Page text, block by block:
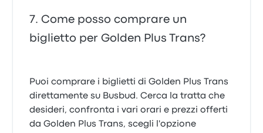
Come posso comprare un
biglietto per Golden Plus Trans?
Puoi comprare i biglietti di Golden Plus Trans
direttamente su Busbud. Cerca la tratta che
desideri, confronta i vari orari e prezzi offerti
da Golden Plus Trans, scegli l'opzione